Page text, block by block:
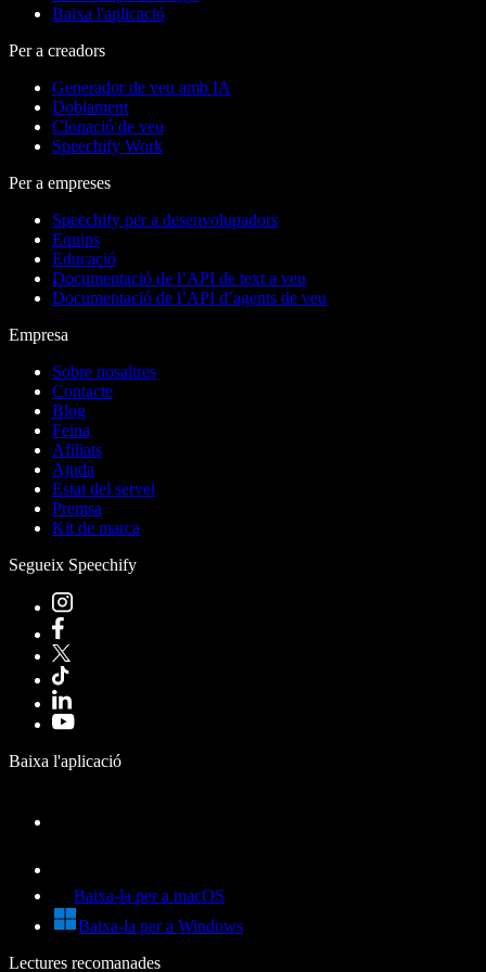
Baixa l'aplicació
Per a creadors
Generador de veu amb IA
Doblament
Clonació de veu
Speechify Work
Per a empreses
Speechify per a desenvolupadors
Equips
Educació
Documentació de l’API de text a veu
Documentació de l’API d’agents de veu
Empresa
Sobre nosaltres
Contacte
Blog
Feina
Afiliats
Ajuda
Estat del servei
Premsa
Kit de marca
Segueix Speechify
Baixa l'aplicació
Baixa-la per a macOS
Baixa-la per a Windows
Lectures recomanades